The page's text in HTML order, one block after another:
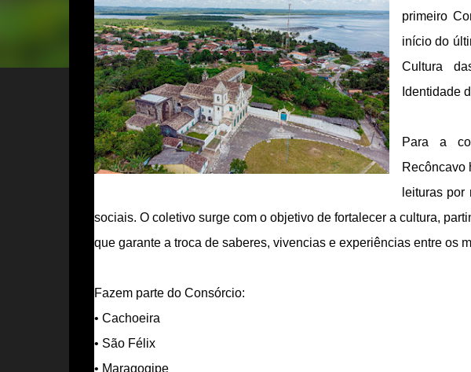
primeiro
início do
Cultura
Identidade
Para a
Recôncavo
leituras
sociais. O coletivo surge com o objetivo de fortalecer a cultura,
que garante a troca de saberes, vivencias e experiências entre os
Fazem parte do Consórcio:
• Cachoeira
• São Félix
• Maragogipe